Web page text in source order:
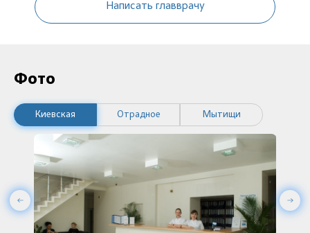
Написать главврачу
Фото
Киевская Отрадное Мытищи